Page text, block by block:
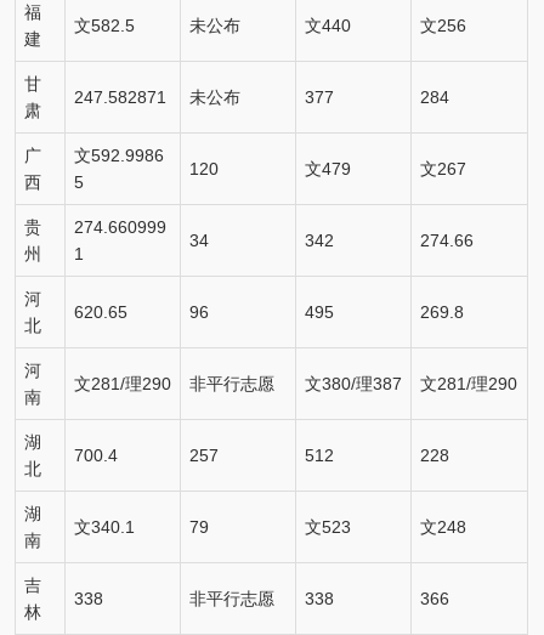
福
建
文582.5 未公布 文440 文256
甘
肃
247.582871 未公布 377 284
广
西
文592.9986
5
120 文479 文267
贵
州
274.660999
1
34 342 274.66
河
北
620.65 96 495 269.8
河
南
文281/理290 非平行志愿 文380/理387 文281/理290
湖
北
700.4 257 512 228
湖
南
文340.1 79 文523 文248
吉
林
338 非平行志愿 338 366